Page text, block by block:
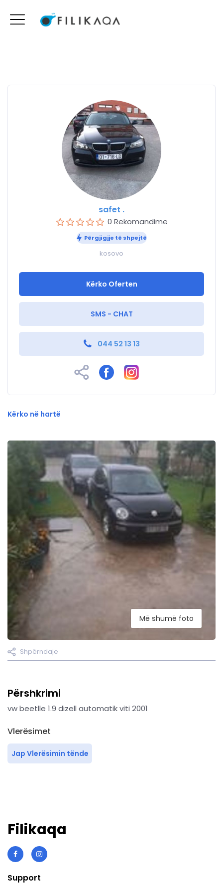
Më shumë foto
Shpërndaje
Përshkrimi
vw beetlle 1.9 dizell automatik viti 2001
Vlerësimet
Jap Vlerësimin tënde
safet .
0 Rekomandime
Përgjigjje të shpejtë
kosovo
Kërko Oferten
SMS - CHAT
044 52 13 13
Kërko në hartë
Filikaqa
Support